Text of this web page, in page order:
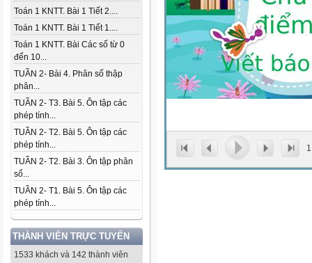
Toán 1 KNTT. Bài 1 Tiết 2....
Toán 1 KNTT. Bài 1 Tiết 1....
Toán 1 KNTT. Bài Các số từ 0
đến 10...
TUẦN 2- Bài 4. Phân số thập
phân...
TUẦN 2- T3. Bài 5. Ôn tập các
phép tính...
TUẦN 2- T2. Bài 5. Ôn tập các
phép tính...
TUẦN 2- T2. Bài 3. Ôn tập phân
số...
TUẦN 2- T1. Bài 5. Ôn tập các
phép tính...
THÀNH VIÊN TRỰC TUYẾN
1533 khách và 142 thành viên
1